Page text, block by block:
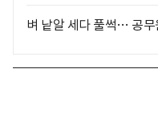
벼 낱알 세다 풀썩… 공무